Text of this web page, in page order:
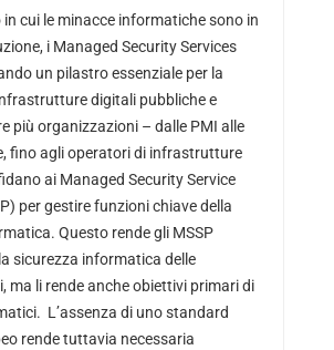
cui le minacce informatiche sono in
i Managed Security Services
un pilastro essenziale per la
digitali pubbliche e
più organizzazioni – dalle PMI alle
fino agli operatori di infrastrutture
ai Managed Security Service
per gestire funzioni chiave della
Questo rende gli MSSP
sicurezza informatica delle
ma li rende anche obiettivi primari di
L’assenza di uno standard
rende tuttavia necessaria